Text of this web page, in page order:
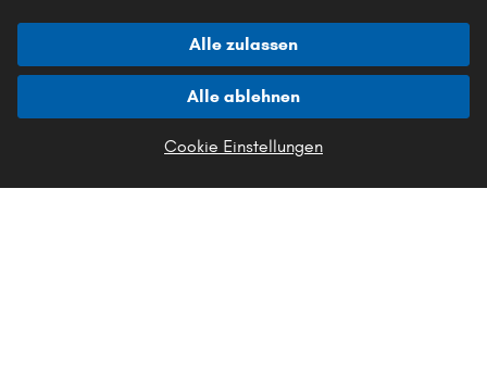
Vorkasse
Unsere Versandpartner
Alle zulassen
Alle ablehnen
Cookie Einstellungen